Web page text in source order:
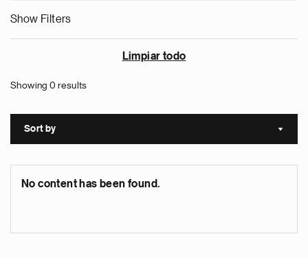
Show Filters
Limpiar todo
Showing 0 results
Sort by Sort
No content has been found.